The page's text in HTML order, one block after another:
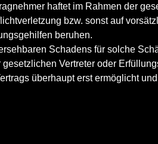
haftet im Rahmen der
bzw. sonst auf
beruhen.
Schadens für solche
Vertreter oder
überhaupt erst ermöglicht